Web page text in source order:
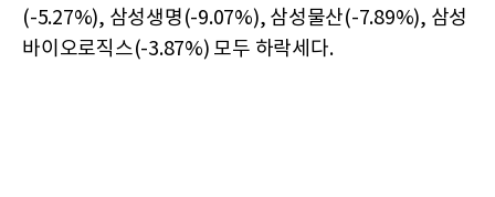
(-5.27%), 삼성생명(-9.07%), 삼성물산(-7.89%), 삼성
바이오로직스(-3.87%) 모두 하락세다.